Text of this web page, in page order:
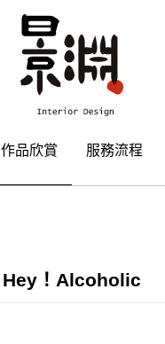
作品欣賞 服務流程
Hey！Alcoholic